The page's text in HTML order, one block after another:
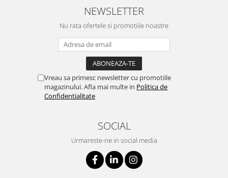
NEWSLETTER
Nu rata ofertele si promotiile noastre
Vreau sa primesc newsletter cu promotiile
magazinului. Afla mai multe in Politica de
Confidentialitate
SOCIAL
Urmareste-ne in social media